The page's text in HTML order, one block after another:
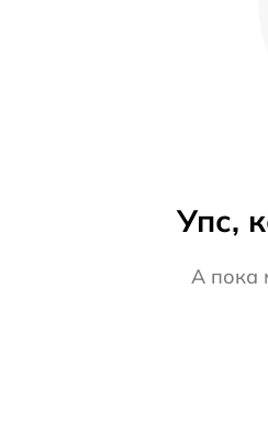
Упс,
А пока